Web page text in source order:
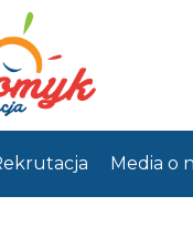
Media o